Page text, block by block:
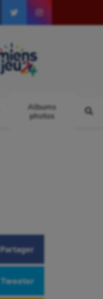
Albums
photos
Partager
Tweeter